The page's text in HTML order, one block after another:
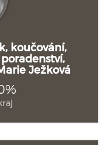
koučování,
Ježková